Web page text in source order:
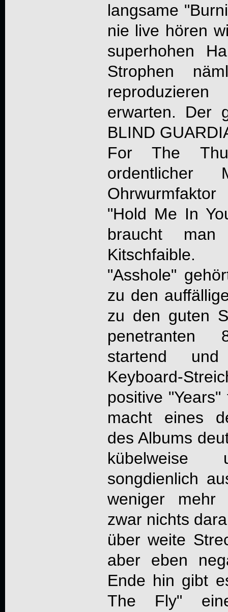
langsame
nie live hören
superhohen
Strophen
erwarten. Der
BLIND
For The
ordentlicher
"Hold Me In
braucht
"Asshole"
zu den
zu den guten
penetranten
startend
Keyboard-
positive
macht eines
des Albums
songdienlich
weniger mehr
zwar nichts
über weite
aber eben
Ende hin gibt
The Fly"